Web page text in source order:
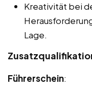
Kreativität bei
Lage.
Führerschein: